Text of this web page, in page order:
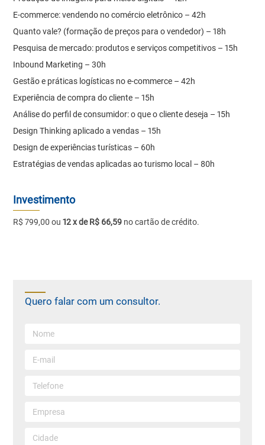
E-commerce: vendendo no comércio eletrônico – 42h
Quanto vale? (formação de preços para o vendedor) – 18h
Pesquisa de mercado: produtos e serviços competitivos – 15h
Inbound Marketing – 30h
Gestão e práticas logísticas no e-commerce – 42h
Experiência de compra do cliente – 15h
Análise do perfil de consumidor: o que o cliente deseja – 15h
Design Thinking aplicado a vendas – 15h
Design de experiências turísticas – 60h
Estratégias de vendas aplicadas ao turismo local – 80h
Investimento
R$ 799,00 ou12 x de R$ 66,59 no cartão de crédito.
Quero falar com um consultor.